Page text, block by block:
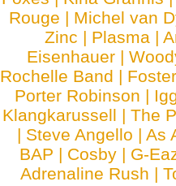
Rouge | Michel van
Zinc | Plasma |
Eisenhauer |
Rochelle Band |
Porter Robinson |
Klangkarussell |The
| Steve Angello |As
BAP | Cosby | G-
Adrenaline Rush |